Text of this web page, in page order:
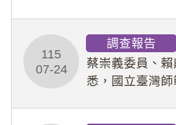
行拍攝特定樣
劉師。該生因畏
115
07-24
調查報告
蔡崇義委員、
悉，國立臺灣